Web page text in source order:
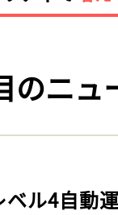
のニュ
ベル4自動